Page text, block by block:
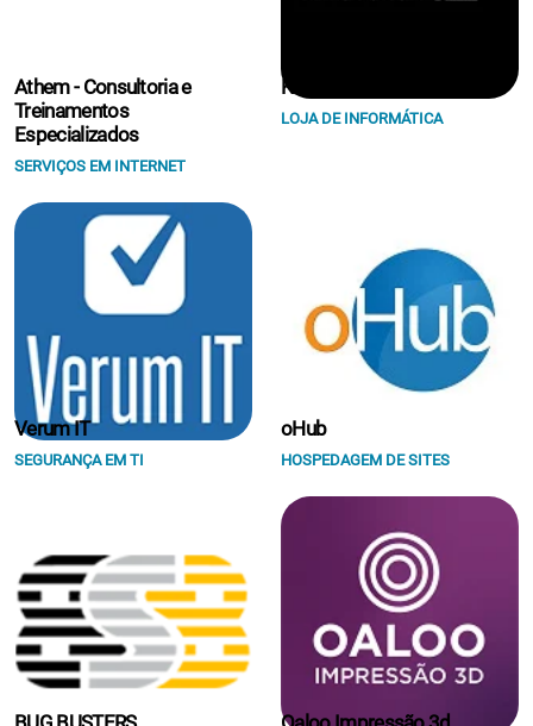
Athem - Consultoria e
Treinamentos
Especializados
SERVIÇOS EM INTERNET
K Print Suprimentos Eireli.
LOJA DE INFORMÁTICA
Verum IT
SEGURANÇA EM TI
oHub
HOSPEDAGEM DE SITES